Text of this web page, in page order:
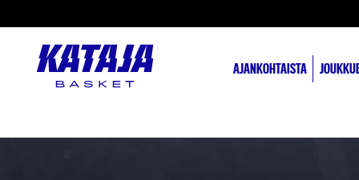
AJANKOHTAISTA